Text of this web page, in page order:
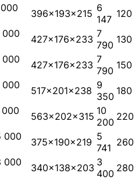
396×193×215 6
147 120
000
427×176×233 7
790 130
000
427×176×233 7
790 150
000
517×201×238 9
350 180
000
563×202×315 10
200 220
000
375×190×219 5
741 260
000
340×138×203 3
400 280